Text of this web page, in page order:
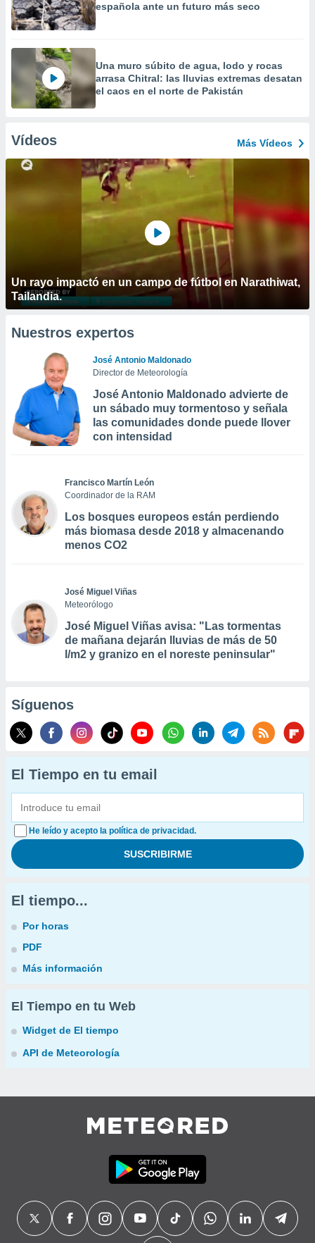
española ante un futuro más seco
Una muro súbito de agua, lodo y rocas
arrasa Chitral: las lluvias extremas desatan
el caos en el norte de Pakistán
Vídeos Más Vídeos
Un rayo impactó en un campo de fútbol en Narathiwat,
Tailandia.
Nuestros expertos
José Antonio Maldonado
Director de Meteorología
José Antonio Maldonado advierte de
un sábado muy tormentoso y señala
las comunidades donde puede llover
con intensidad
Francisco Martín León
Coordinador de la RAM
Los bosques europeos están perdiendo
más biomasa desde 2018 y almacenando
menos CO2
José Miguel Viñas
Meteorólogo
José Miguel Viñas avisa: "Las tormentas
de mañana dejarán lluvias de más de 50
l/m2 y granizo en el noreste peninsular"
Síguenos
El Tiempo en tu email
He leído y acepto la política de privacidad.
El tiempo...
Por horas
PDF
Más información
El Tiempo en tu Web
Widget de El tiempo
API de Meteorología